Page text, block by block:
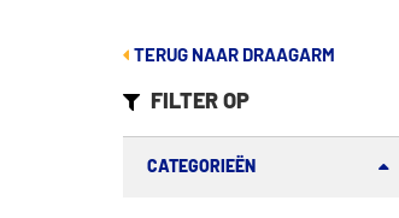
TERUG NAAR DRAAGARM
FILTER OP
CATEGORIEËN